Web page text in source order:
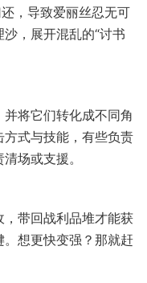
，导致爱丽丝忍无可
，展开混乱的“讨书
将它们转化成不同角
式与技能，有些负责
场或支援。
带回战利品堆才能获
想更快变强？那就赶